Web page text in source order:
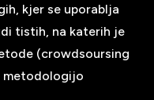
kjer se uporablja
tistih, na katerih je
(crowdsoursing
metodologijo